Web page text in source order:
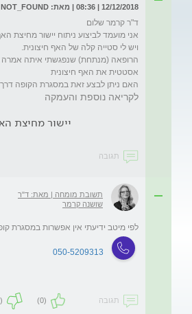
12/12/2018 | 08:36 | מאת: NOT_FOUND
אני מועמד לביצוע ניתוח יישור מחיצת
הרופאה (מנתחת) שנפגשתי איתה אמרה
האם ניתן לבצע זאת במסגרת הקופה
לקריאה נוספת והעמקה
יישור מחיצת
תגובה
תשובת מומחה | מאת: ד"ר
שושנה קרמר
לפי מיטב ידיעתי אין אפשרות במסגרת
050-5209313
תגובה (0)
(0)